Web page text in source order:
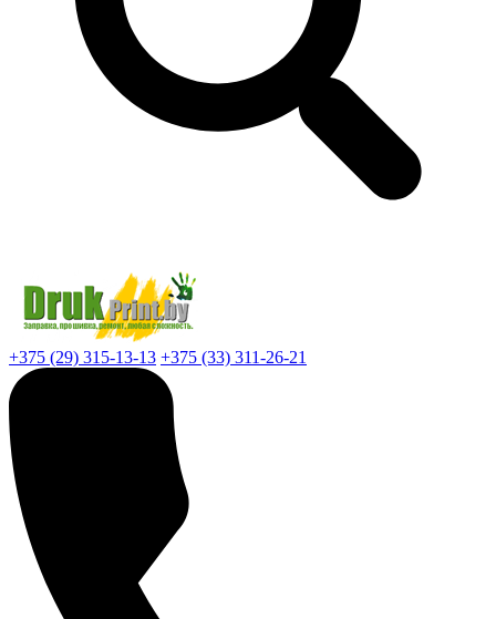
+375 (29) 315-13-13 +375 (33) 311-26-21